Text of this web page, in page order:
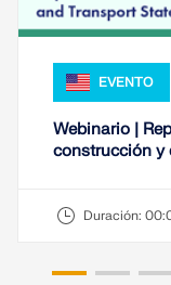
EVENTO
Webinario |
construcción y
Duración: